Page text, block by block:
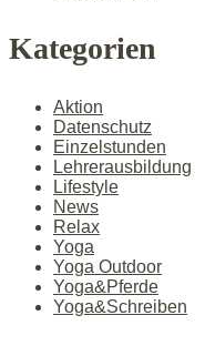
Kategorien
Aktion
Datenschutz
Einzelstunden
Lehrerausbildung
Lifestyle
News
Relax
Yoga
Yoga Outdoor
Yoga&Pferde
Yoga&Schreiben